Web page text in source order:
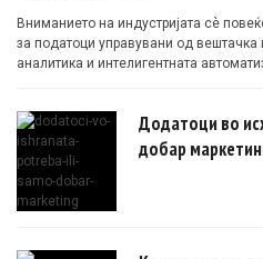
Вниманието на индустријата сè
за податоци управувани од вештачка
аналитика и интелигентната
Додатоци во
добар